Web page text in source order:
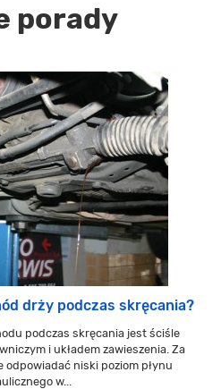
porady
drży podczas skręcania?
podczas skręcania jest ściśle
i układem zawieszenia. Za
odpowiadać niski poziom płynu
w...